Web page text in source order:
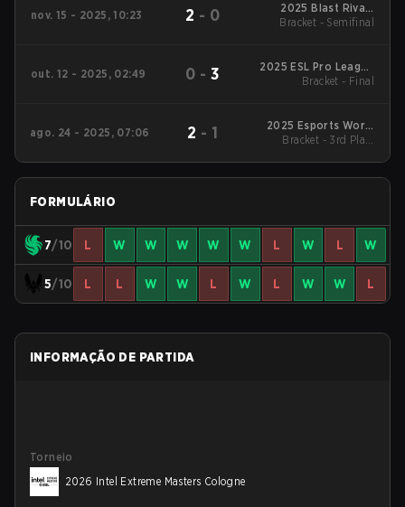
nov. 15 - 2025, 10:23 2 - 0
2025 Blast Rivals
Season 2
Bracket - Semifinal
out. 12 - 2025, 02:49 0 - 3
2025 ESL Pro League
Season 22
Bracket - Final
ago. 24 - 2025, 07:06 2 - 1
2025 Esports World
Cup
Bracket - 3rd Place
FORMULÁRIO
7/10 L W W W W W L W L W
5/10 L L W W L W L W W L
INFORMAÇÃO DE PARTIDA
Torneio
2026 Intel Extreme Masters Cologne